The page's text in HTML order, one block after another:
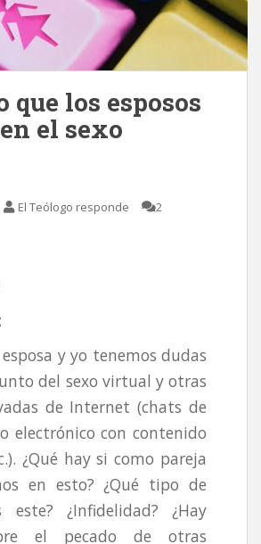
que los esposos
el sexo
El Teólogo responde
2
y yo tenemos dudas
del sexo virtual y otras
de Internet (chats de
electrónico con contenido
¿Qué hay si como pareja
en esto? ¿Qué tipo de
este? ¿Infidelidad? ¿Hay
el pecado de otras